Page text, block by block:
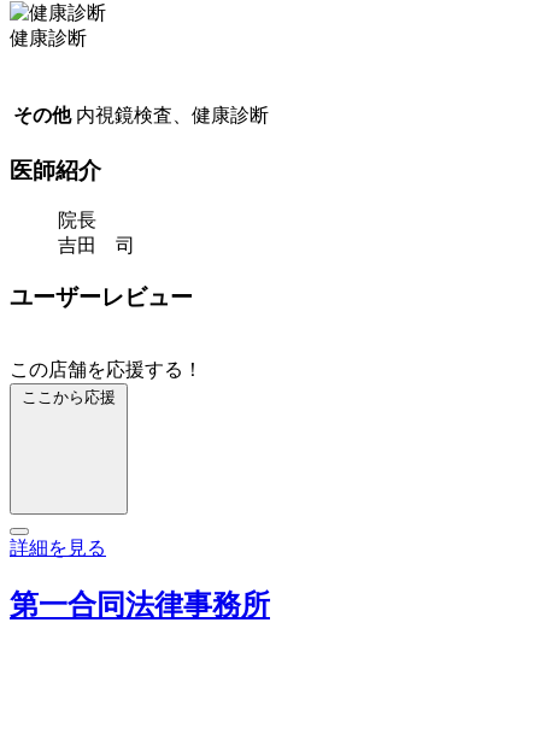
健康診断
その他 内視鏡検査、健康診断
医師紹介
院長
吉田 司
ユーザーレビュー
この店舗を応援する！
ここから応援
詳細を見る
第一合同法律事務所